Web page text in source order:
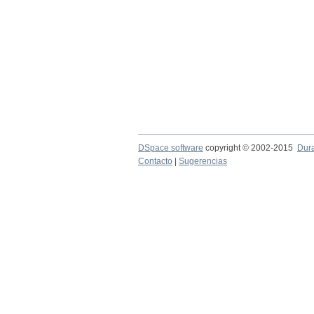
DSpace software copyright © 2002-2015
Contacto
Sugerencias